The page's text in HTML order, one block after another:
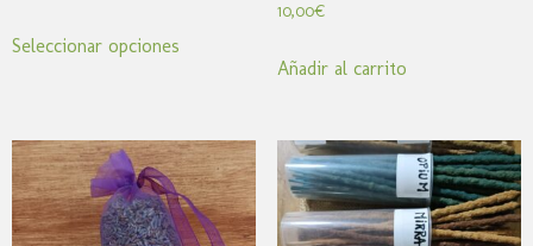
Seleccionar opciones
10,00€
Añadir al carrito